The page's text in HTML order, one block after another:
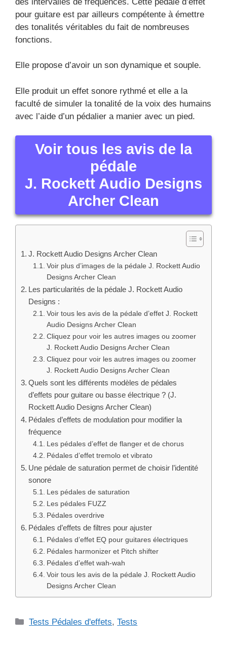
pour guitare est par ailleurs compétente à émettre
des tonalités véritables du fait de nombreuses
fonctions.
Elle propose d’avoir un son dynamique et souple.
Elle produit un effet sonore rythmé et elle a la
faculté de simuler la tonalité de la voix des humains
avec l’aide d’un pédalier a manier avec un pied.
Voir tous les avis de la
pédale
J. Rockett Audio Designs
Archer Clean
J. Rockett Audio Designs Archer Clean
Voir plus d’images de la pédale J. Rockett Audio
Designs Archer Clean
Les particularités de la pédale J. Rockett Audio
Designs :
Voir tous les avis de la pédale d’effet J. Rockett
Audio Designs Archer Clean
Cliquez pour voir les autres images ou zoomer
J. Rockett Audio Designs Archer Clean
Cliquez pour voir les autres images ou zoomer
J. Rockett Audio Designs Archer Clean
Quels sont les différents modèles de pédales
d’effets pour guitare ou basse électrique ? (J.
Rockett Audio Designs Archer Clean)
Pédales d’effets de modulation pour modifier la
fréquence
Les pédales d’effet de flanger et de chorus
Pédales d’effet tremolo et vibrato
Une pédale de saturation permet de choisir l’identité
sonore
Les pédales de saturation
Les pédales FUZZ
Pédales overdrive
Pédales d’effets de filtres pour ajuster
Pédales d’effet EQ pour guitares électriques
Pédales harmonizer et Pitch shifter
Pédales d’effet wah-wah
Voir tous les avis de la pédale J. Rockett Audio
Designs Archer Clean
Catégories
Tests Pédales d'effets,Tests